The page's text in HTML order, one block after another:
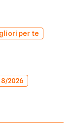
per te
2026